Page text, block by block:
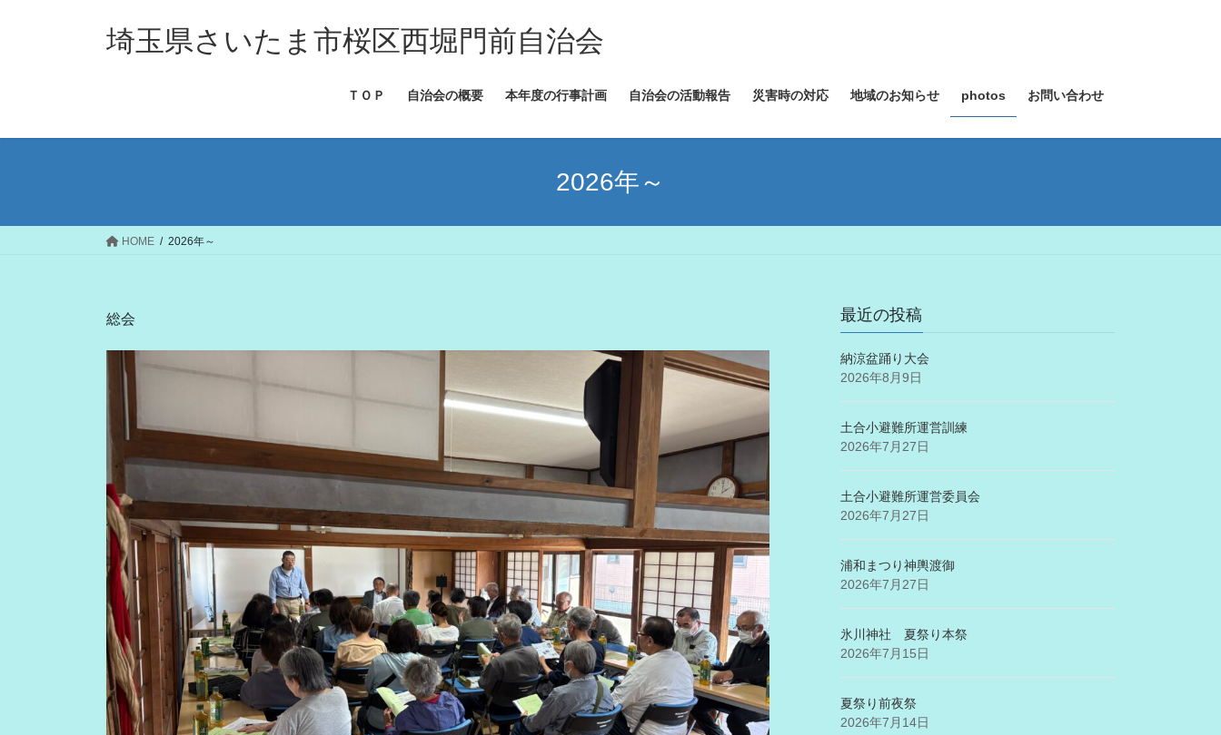
ス
ン
埼玉県さいたま市桜区西堀門前自治会
ＴＯＰ 自治会の概要 本年度の行事計画 自治会の活動報告 災害時の対応 地域のお知らせ photos お問い合わせ
2026年～
HOME 2026年～
総会 最近の投稿
納涼盆踊り大会
2026年8月9日
土合小避難所運営訓練
2026年7月27日
土合小避難所運営委員会
2026年7月27日
浦和まつり神輿渡御
2026年7月27日
氷川神社 夏祭り本祭
2026年7月15日
夏祭り前夜祭
2026年7月14日